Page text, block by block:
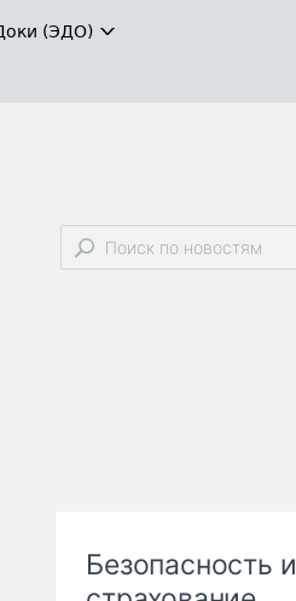
(ЭДО)
Безопасность и